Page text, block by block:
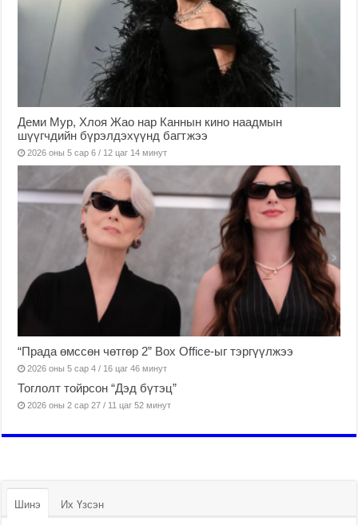
Деми Мур, Хлоя Жао нар Каннын кино наадмын
шүүгчдийн бүрэлдэхүүнд багтжээ
2026 оны 5 сар 6 / 12 цаг 14 минут
“Прада өмссөн чөтгөр 2” Box Office-ыг тэргүүлжээ
2026 оны 5 сар 4 / 16 цаг 46 минут
Тоглолт тойрсон “Дэд бүтэц”
2026 оны 2 сар 27 / 11 цаг 52 минут
Шинэ Их Үзсэн